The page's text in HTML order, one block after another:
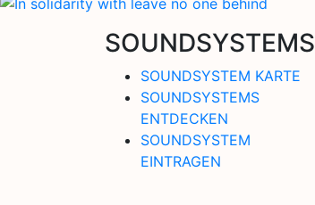
SOUNDSYSTEMS
SOUNDSYSTEM KARTE
SOUNDSYSTEMS
ENTDECKEN
SOUNDSYSTEM
EINTRAGEN